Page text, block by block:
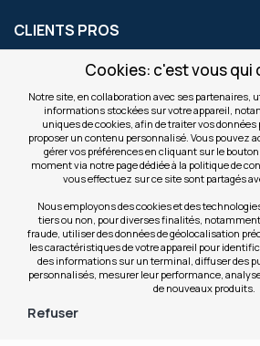
Cookies: c'est vous qui
Notre site, en collaboration avec ses partenaires,
informations stockées sur votre appareil,
uniques de cookies, afin de traiter vos
proposer un contenu personnalisé. Vous pouvez
gérer vos préférences en cliquant sur le
moment via notre page dédiée à la politique de
vous effectuez sur ce site sont partagés
Nous employons des cookies et des
tiers ou non, pour diverses finalités,
fraude, utiliser des données de géolocalisation
les caractéristiques de votre appareil pour
des informations sur un terminal, diffuser des
personnalisés, mesurer leur performance,
de nouveaux produits.
Refuser
CLIENTS PROS
S'INSCRIRE AUX OFFRES
Inscription
notre
newsletter
NOS SITES